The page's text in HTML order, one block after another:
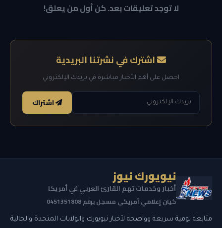
لا توجد تعليقات بعد. كن أول من يعلق!
اشترك في نشرتنا البريدية
احصل على أهم الأخبار مباشرة في بريدك الإلكتروني
اشتراك
نيويورك نيوز
أخبار وخدمات تهم القارئ العربي في أمريكا
كيان إعلامي أمريكي مسجل برقم 0451351808
متابعة يومية سريعة وواضحة لأخبار نيويورك والولايات المتحدة والجالية